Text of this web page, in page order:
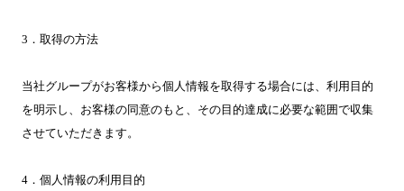
3．取得の方法
当社グループがお客様から個人情報を取得する場合には、利用目的
を明示し、お客様の同意のもと、その目的達成に必要な範囲で収集
させていただきます。
4．個人情報の利用目的